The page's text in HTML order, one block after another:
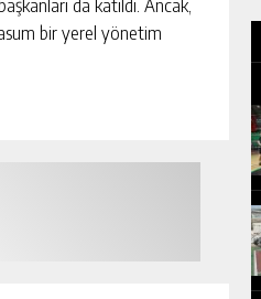
bir yerel yönetim